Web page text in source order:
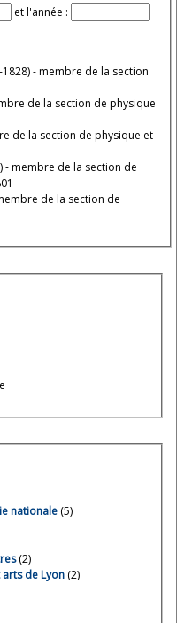
et l'année :
1828) - membre de la section
de la section de physique
de la section de physique et
- membre de la section de
de la section de
nationale (5)
(2)
de Lyon (2)